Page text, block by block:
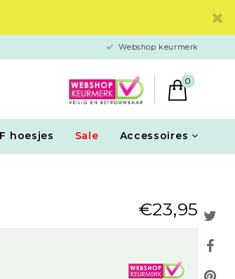
Webshop keurmerk
0
hoesjes Sale Accessoires
€23,95